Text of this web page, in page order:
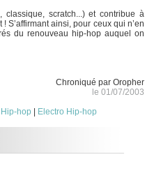
scratch...) et contribue à
ainsi, pour ceux qui n’en
du renouveau hip-hop auquel on
Chroniqué par Oropher
le 01/07/2003
hop Electro Hip-hop